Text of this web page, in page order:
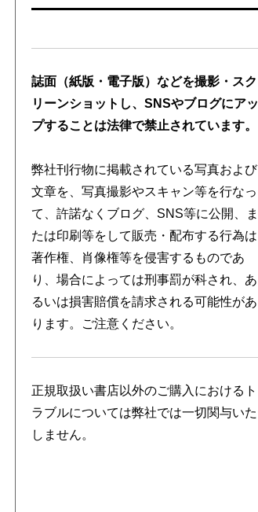
誌面（紙版・電子版）などを撮影・スク
リーンショットし、SNSやブログにアッ
プすることは法律で禁止されています。
弊社刊行物に掲載されている写真および
文章を、写真撮影やスキャン等を行なっ
て、許諾なくブログ、SNS等に公開、ま
たは印刷等をして販売・配布する行為は
著作権、肖像権等を侵害するものであ
り、場合によっては刑事罰が科され、あ
るいは損害賠償を請求される可能性があ
ります。ご注意ください。
正規取扱い書店以外のご購入におけるト
ラブルについては弊社では一切関与いた
しません。